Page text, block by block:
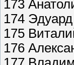
173
174
175
176